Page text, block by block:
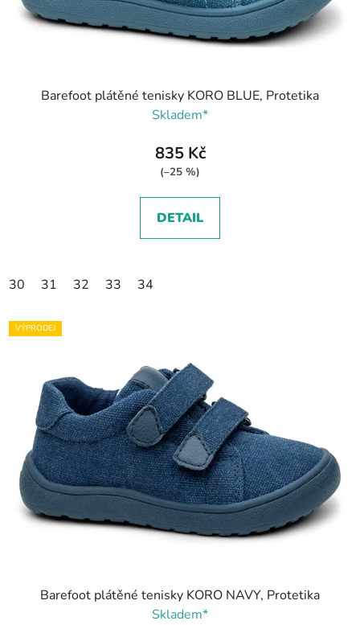
Barefoot plátěné tenisky KORO BLUE, Protetika
Skladem*
835 Kč
(–25 %)
DETAIL
30 31 32 33 34
VÝPRODEJ
Barefoot plátěné tenisky KORO NAVY, Protetika
Skladem*